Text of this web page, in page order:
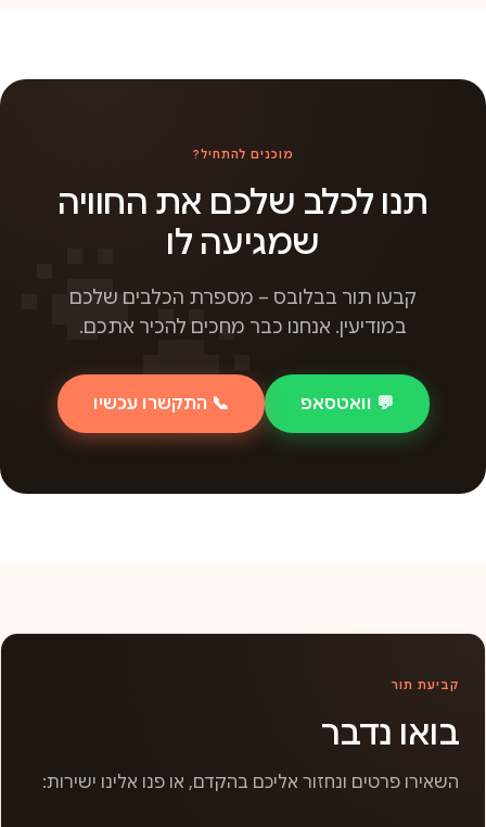
מוכנים להתחיל?
תנו לכלב שלכם את החוויה
שמגיעה לו
קבעו תור בבלובס – מספרת הכלבים שלכם
במודיעין. אנחנו כבר מחכים להכיר אתכם.
💬 וואטסאפ 📞 התקשרו עכשיו
קביעת תור
בואו נדבר
השאירו פרטים ונחזור אליכם בהקדם, או פנו אלינו ישירות: